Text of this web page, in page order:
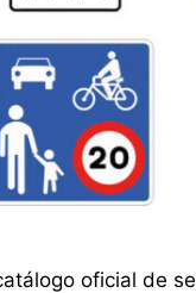
oficial de